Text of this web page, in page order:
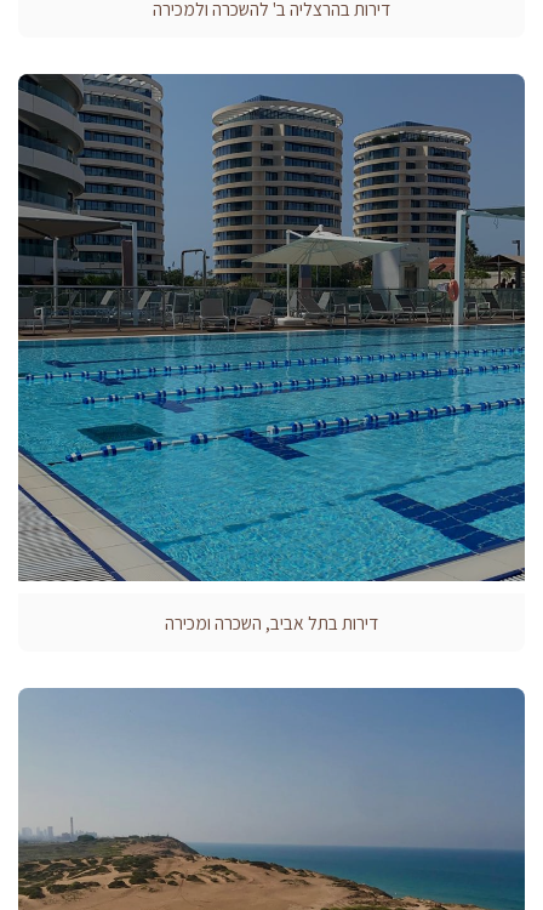
דירות בהרצליה ב' להשכרה ולמכירה
דירות בתל אביב, השכרה ומכירה